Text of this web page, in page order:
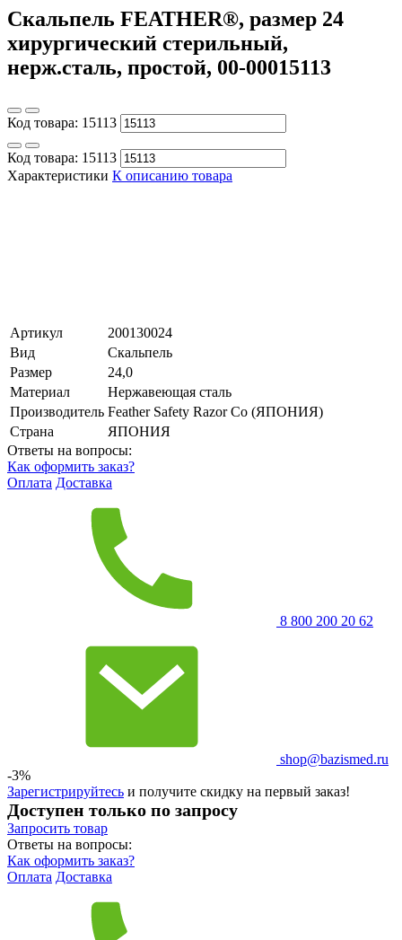
Скальпель FEATHER®, размер 24
хирургический стерильный,
нерж.сталь, простой, 00-00015113
Код товара: 15113
Код товара: 15113
Характеристики К описанию товара
Артикул
200130024
Вид
Скальпель
Размер
24,0
Материал
Нержавеющая сталь
Производитель Feather Safety Razor Co (ЯПОНИЯ)
Страна
ЯПОНИЯ
Ответы на вопросы:
Как оформить заказ?
Оплата Доставка
8 800 200 20 62
shop@bazismed.ru
-3%
Зарегистрируйтесь и получите скидку на первый заказ!
Доступен только по запросу
Запросить товар
Ответы на вопросы:
Как оформить заказ?
Оплата Доставка